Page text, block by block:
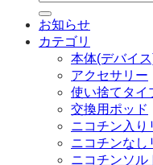
索
対
象:
お知らせ
カテゴリ
本体(デバイ
アクセサリー
使い捨てタイ
交換用ポッド
ニコチン入り
ニコチンなし
ニコチンソル